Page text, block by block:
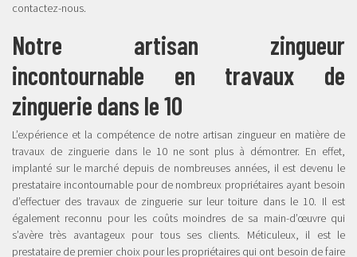
contactez-nous.
Notre artisan zingueur
incontournable en travaux de
zinguerie dans le 10
L’expérience et la compétence de notre artisan zingueur en matière de
travaux de zinguerie dans le 10 ne sont plus à démontrer. En effet,
implanté sur le marché depuis de nombreuses années, il est devenu le
prestataire incontournable pour de nombreux propriétaires ayant besoin
d’effectuer des travaux de zinguerie sur leur toiture dans le 10. Il est
également reconnu pour les coûts moindres de sa main-d’œuvre qui
s’avère très avantageux pour tous ses clients. Méticuleux, il est le
prestataire de premier choix pour les propriétaires qui ont besoin de faire